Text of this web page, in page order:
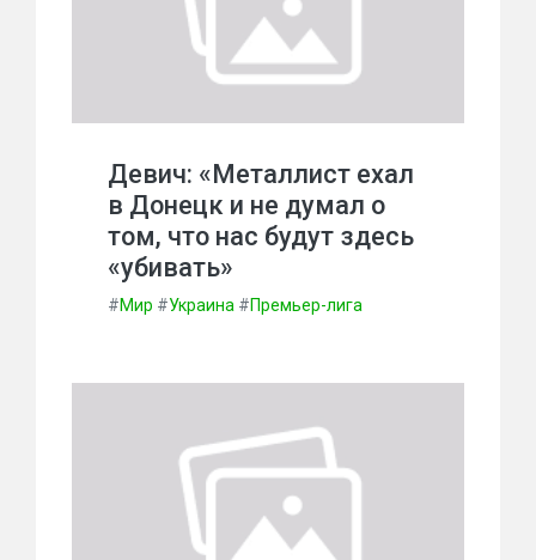
Девич: «Металлист ехал
в Донецк и не думал о
том, что нас будут здесь
«убивать»
#Мир #Украина #Премьер-лига